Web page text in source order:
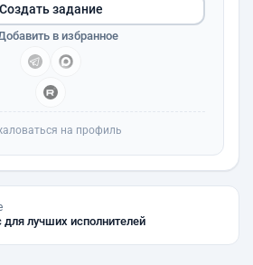
Создать задание
в избранное
на профиль
лучших исполнителей